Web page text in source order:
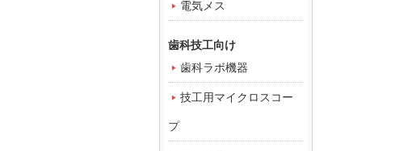
電気メス
歯科技工向け
歯科ラボ機器
技工用マイクロスコー
プ